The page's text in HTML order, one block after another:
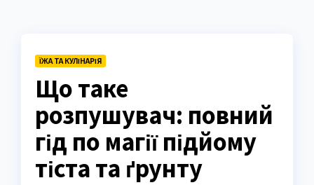
ЇЖА ТА КУЛІНАРІЯ
Що таке
розпушувач: повний
гід по магії підйому
тіста та ґрунту